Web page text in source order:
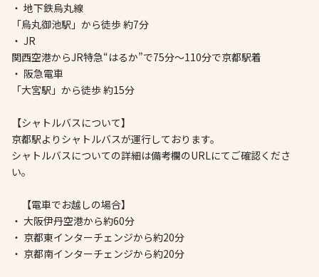
・ 地下鉄烏丸線
「烏丸御池駅」から徒歩 約7分
・ JR
関西空港からJR特急“はるか”で75分～110分で京都駅着
・ 阪急電車
「大宮駅」から徒歩 約15分
【シャトルバスについて】
京都駅よりシャトルバスが運行しております。
シャトルバスについての詳細は備考欄のURLにてご確認くださ
い。
【電車でお越しの場合】
・ 大阪伊丹空港から約60分
・ 京都東インターチェンジから約20分
・ 京都南インターチェンジから約20分